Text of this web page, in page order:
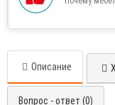
Описание
Вопрос - ответ (0)